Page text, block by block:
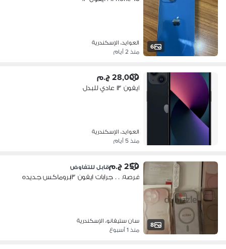
6
العوايد، الإسكندرية
منذ 2 أيام
28,000 ج.م
ايفون ١٣ عادي للبدل
العوايد، الإسكندرية
منذ 5 أيام
8
250 ج.م قابل للتفاوض
فرصه. . . جرابات ايفون ١٣بروماكس جديده
سان ستيفانو، الإسكندرية
منذ 1 أسبوع